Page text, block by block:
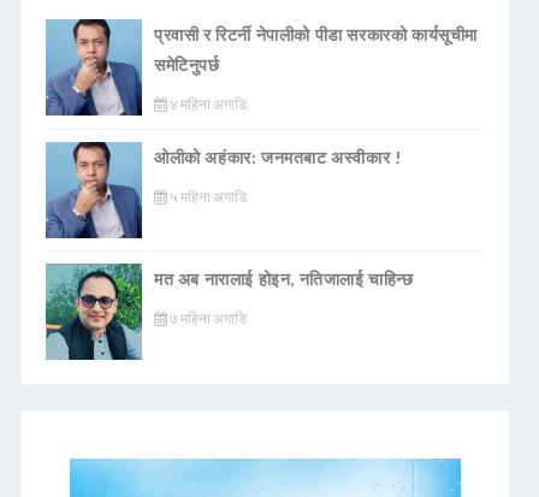
प्रवासी र रिटर्नी नेपालीको पीडा सरकारको कार्यसूचीमा
समेटिनुपर्छ
४ महिना अगाडि
ओलीको अहंकार: जनमतबाट अस्वीकार !
५ महिना अगाडि
मत अब नारालाई होइन, नतिजालाई चाहिन्छ
७ महिना अगाडि